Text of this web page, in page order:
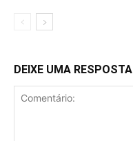
DEIXE UMA RESPOSTA